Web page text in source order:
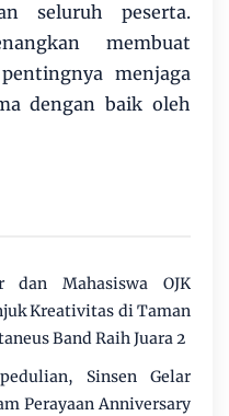
seluruh peserta.
membuat
menjaga
dengan baik oleh
dan Mahasiswa OJK
Kreativitas di Taman
Band Raih Juara 2
Sinsen Gelar
Perayaan Anniversary